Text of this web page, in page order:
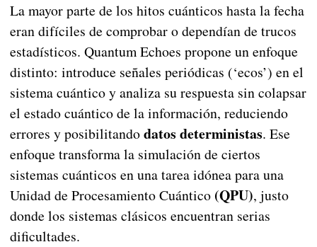
La mayor parte de los hitos cuánticos hasta la fecha
eran difíciles de comprobar o dependían de trucos
estadísticos. Quantum Echoes propone un enfoque
distinto: introduce señales periódicas (‘ecos’) en el
sistema cuántico y analiza su respuesta sin colapsar
el estado cuántico de la información, reduciendo
errores y posibilitandodatos deterministas. Ese
enfoque transforma la simulación de ciertos
sistemas cuánticos en una tarea idónea para una
Unidad de Procesamiento Cuántico (QPU), justo
donde los sistemas clásicos encuentran serias
dificultades.